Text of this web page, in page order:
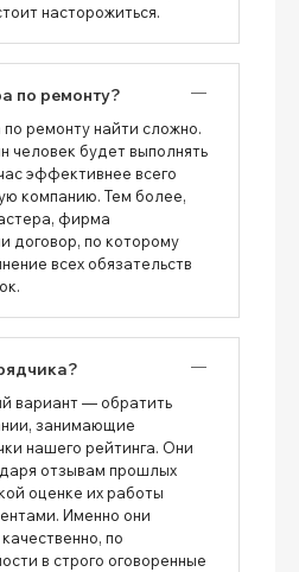
насторожиться.
по ремонту?
ремонту найти сложно.
человек будет выполнять
эффективнее всего
компанию. Тем более,
фирма
договор, по которому
всех обязательств
вариант — обратить
занимающие
нашего рейтинга. Они
отзывам прошлых
оценке их работы
Именно они
по
в строго оговоренные